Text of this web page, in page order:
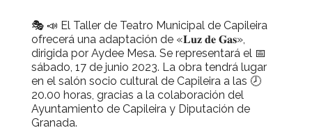
🎭 📣 El Taller de Teatro Municipal de Capileira
ofrecerá una adaptación de «𝐋𝐮𝐳 𝐝𝐞 𝐆𝐚𝐬»,
dirigida por Aydee Mesa. Se representará el 📅
sábado, 17 de junio 2023. La obra tendrá lugar
en el salón socio cultural de Capileira a las 🕗
20.00 horas, gracias a la colaboración del
Ayuntamiento de Capileira y Diputación de
Granada.